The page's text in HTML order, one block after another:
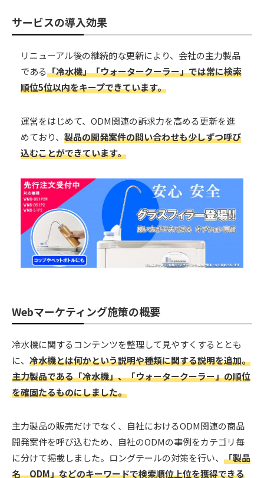
サービスの導入効果
リニューアル後の継続的な更新により、会社の主力製品
である「冷水機」「ウォータークーラー」では常に検索
順位5位以内をキープできています。
運営をはじめて、ODM関連の訴求力を高める更新を進
めており、 製品の開発案件の問い合わせも少しずつ呼び
込むことができています。
Webマーケティング施策の概要
冷水機に関するコンテンツを整理して見やすくするととも
に、 冷水機とは何かという説明や種類に関する説明を追加。
主力製品である「冷水機」、「ウォータークーラー」の順位
を確固たるものにしました。
主力製品の販売だけでなく、自社におけるODM関連の商品
開発案件を呼び込むため、自社のODMの事例をカテゴリ毎
に分けて掲載しました。ロングテールの対策を行い、 「製品
名 ODM」などのキーワードで検索順位上位を獲得できる